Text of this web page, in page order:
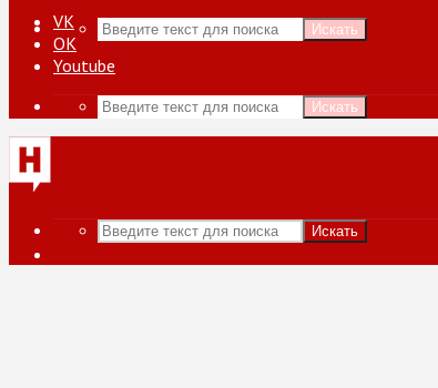
Искать
VK
ОК
Youtube
Искать
Искать